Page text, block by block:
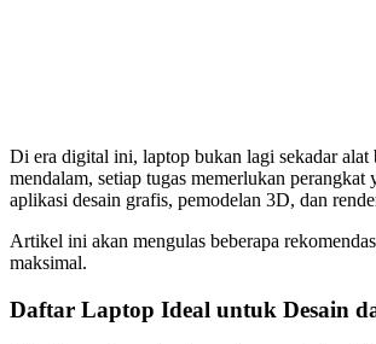
Di era digital ini, laptop bukan lagi sekadar
mendalam, setiap tugas memerlukan
aplikasi desain grafis, pemodelan 3D, dan
Artikel ini akan mengulas beberapa
maksimal.
Daftar Laptop Ideal untuk Desain